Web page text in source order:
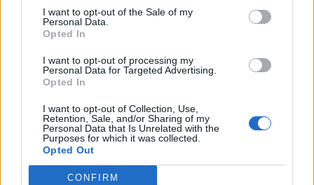
I want to opt-out of the Sale of my
Personal Data.
Opted In
I want to opt-out of processing my
Personal Data for Targeted Advertising.
Opted In
I want to opt-out of Collection, Use,
Retention, Sale, and/or Sharing of my
Personal Data that Is Unrelated with the
Purposes for which it was collected.
Opted Out
CONFIRM